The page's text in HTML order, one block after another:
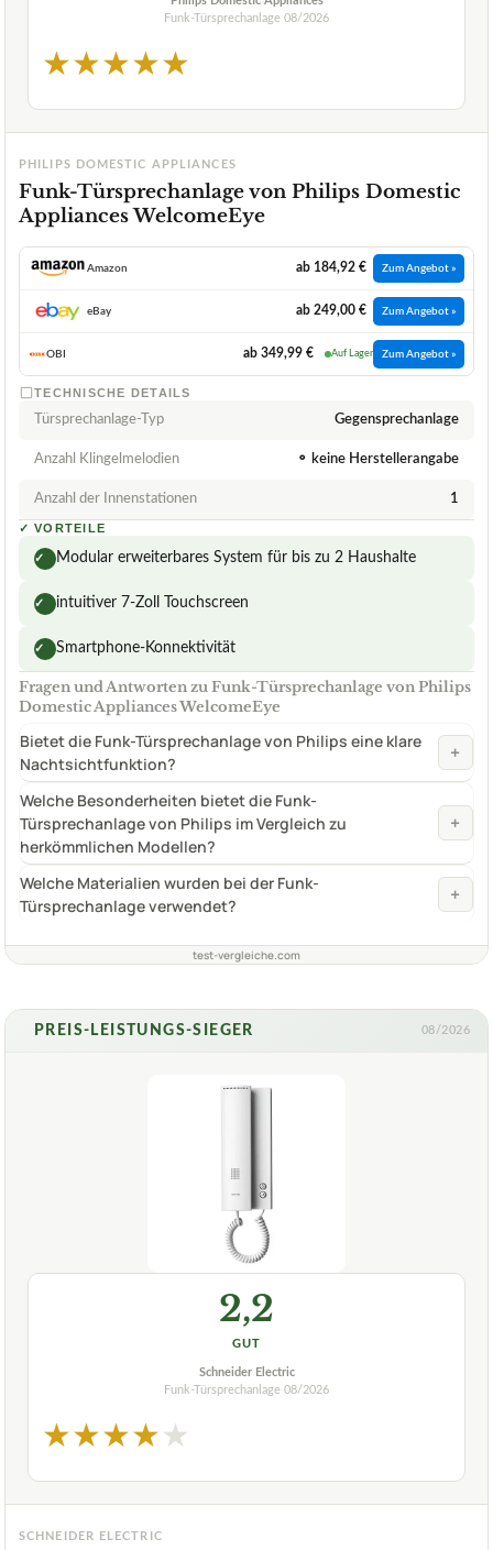
Funk-Türsprechanlage 08/2026
★★★★★
PHILIPS DOMESTIC APPLIANCES
Funk-Türsprechanlage von Philips Domestic
Appliances WelcomeEye
Amazon ab 184,92 € Zum Angebot »
eBay ab 249,00 € Zum Angebot »
OBI ab 349,99 € Auf Lager Zum Angebot »
TECHNISCHE DETAILS
Türsprechanlage-Typ Gegensprechanlage
Anzahl Klingelmelodien ⚬ keine Herstellerangabe
Anzahl der Innenstationen 1
✓ VORTEILE
✓ Modular erweiterbares System für bis zu 2 Haushalte
✓ intuitiver 7-Zoll Touchscreen
✓ Smartphone-Konnektivität
Fragen und Antworten zu Funk-Türsprechanlage von Philips
Domestic Appliances WelcomeEye
Bietet die Funk-Türsprechanlage von Philips eine klare
Nachtsichtfunktion?
+
Welche Besonderheiten bietet die Funk-
Türsprechanlage von Philips im Vergleich zu
herkömmlichen Modellen?
+
Welche Materialien wurden bei der Funk-
Türsprechanlage verwendet?
+
test-vergleiche.com
PREIS-LEISTUNGS-SIEGER 08/2026
2,2
GUT
Schneider Electric
Funk-Türsprechanlage 08/2026
★★★★★
SCHNEIDER ELECTRIC